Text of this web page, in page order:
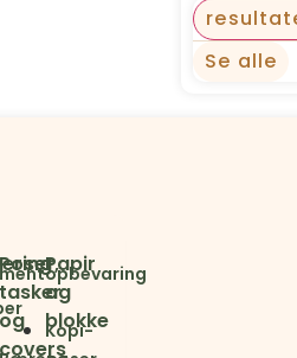
Se alle
Poser,
tasker
og
covers
Papir
og
blokke
Kopi-